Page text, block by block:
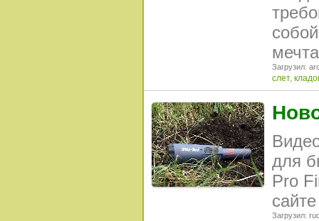
Загрузил:
слет,
для
Pro
Загрузил: